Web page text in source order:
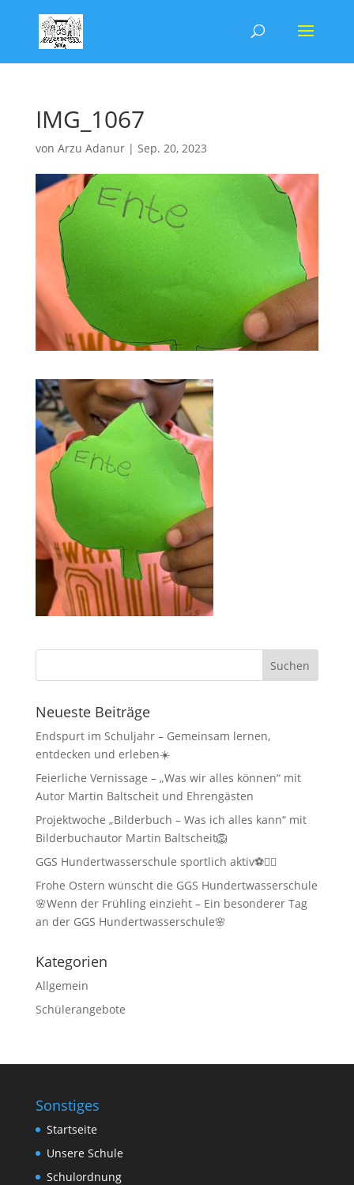
IMG_1067
von Arzu Adanur| Sep. 20, 2023
Neueste Beiträge
Endspurt im Schuljahr – Gemeinsam lernen,
entdecken und erleben☀️
Feierliche Vernissage – „Was wir alles können“ mit
Autor Martin Baltscheit und Ehrengästen
Projektwoche „Bilderbuch – Was ich alles kann“ mit
Bilderbuchautor Martin Baltscheit🦁
GGS Hundertwasserschule sportlich aktiv⚽🏃‍♂️
Frohe Ostern wünscht die GGS Hundertwasserschule
🌸Wenn der Frühling einzieht – Ein besonderer Tag
an der GGS Hundertwasserschule🌸
Kategorien
Allgemein
Schülerangebote
Sonstiges
Startseite
Unsere Schule
Schulordnung